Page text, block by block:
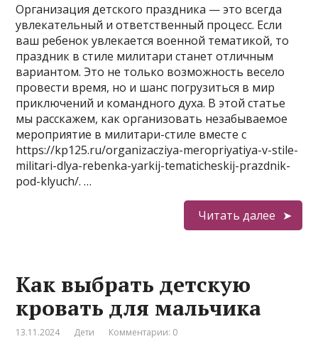
Организация детского праздника — это всегда
увлекательный и ответственный процесс. Если
ваш ребенок увлекается военной тематикой, то
праздник в стиле милитари станет отличным
вариантом. Это не только возможность весело
провести время, но и шанс погрузиться в мир
приключений и командного духа. В этой статье
мы расскажем, как организовать незабываемое
мероприятие в милитари-стиле вместе с
https://kp125.ru/organizacziya-meropriyatiya-v-stile-
militari-dlya-rebenka-yarkij-tematicheskij-prazdnik-
pod-klyuch/. …
Читать далее
Как выбрать детскую
кровать для мальчика
13.11.2024 Дети Комментарии: 0